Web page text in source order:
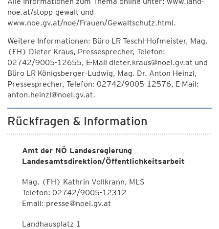
noe.at/stopp-gewalt und
www.noe.gv.at/noe/Frauen/Gewaltschutz.html.
Weitere Informationen: Büro LR Teschl-Hofmeister, Mag.
(FH) Dieter Kraus, Pressesprecher, Telefon:
02742/9005-12655, E-Mail dieter.kraus@noel.gv.at und
Büro LR Königsberger-Ludwig, Mag. Dr. Anton Heinzl,
Pressesprecher, Telefon: 02742/9005-12576, E-Mail:
anton.heinzl@noel.gv.at.
Rückfragen & Information
Amt der NÖ Landesregierung
Landesamtsdirektion/Öffentlichkeitsarbeit
Mag. (FH) Kathrin Vollkrann, MLS
Telefon: 02742/9005-12312
Email: presse@noel.gv.at
Landhausplatz 1